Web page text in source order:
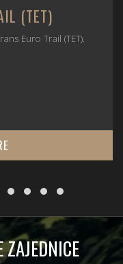
(TET)
Euro Trail (TET).